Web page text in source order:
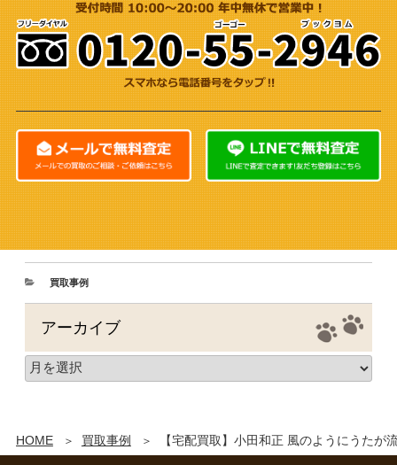
HOME 買取事例 【宅配買取】小田和正 風のようにうたが
買取事例
アーカイブ